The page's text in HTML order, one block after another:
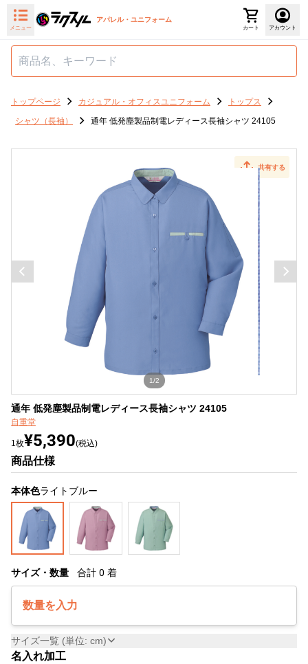
メニュー
アパレル・ユニフォーム
カート アカウント
トップページ カジュアル・オフィスユニフォーム
トップス
シャツ（長袖）
通年 低発塵製品制電レディース長袖シャツ 24105
共有する
1/2
通年 低発塵製品制電レディース長袖シャツ 24105
自重堂
1枚¥5,390(税込)
商品仕様
本体色ライトブルー
サイズ・数量 合計 0 着
数量を入力
サイズ一覧 (単位: cm)
名入れ加工